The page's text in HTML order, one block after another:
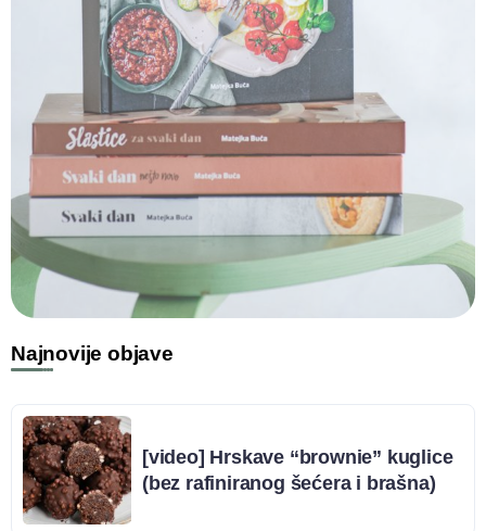
Najnovije objave
[video] Hrskave “brownie” kuglice
(bez rafiniranog šećera i brašna)